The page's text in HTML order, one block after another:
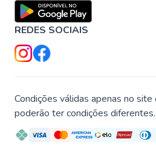
REDES SOCIAIS
Condições válidas apenas no
poderão ter condições